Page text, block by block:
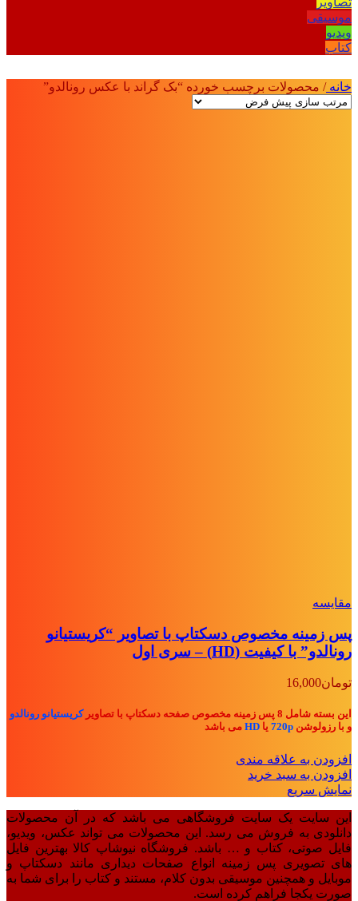
موسیقی
ویدیو
کتاب
خانه/ محصولات برچسب خورده “بک گراند با عکس رونالدو”
مقايسه
پس زمینه مخصوص دسکتاپ با تصاویر “کریستیانو
رونالدو” با کیفیت (HD) – سری اول
تومان16,000
این بسته شامل 8 پس زمینه مخصوص صفحه دسکتاپ با تصاویر
کریستیانو رونالدو
و با رزولوشن 720p یا HD می باشد
افزودن به علاقه مندی
افزودن به سبد خرید
نمایش سریع
این سایت یک سایت فروشگاهی می باشد که در آن محصولات
دانلودی به فروش می رسد. این محصولات می تواند عکس، ویدیو،
فایل صوتی، کتاب و … باشد. فروشگاه نیوشاپ کالا بهترین فایل
های تصویری پس زمینه انواع صفحات دیداری مانند دسکتاپ و
موبایل و همچنین موسیقی بدون کلام، مستند و کتاب را برای شما به
صورت یکجا فراهم کرده است.